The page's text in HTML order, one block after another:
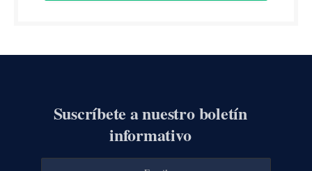
Suscríbete a nuestro boletín
informativo